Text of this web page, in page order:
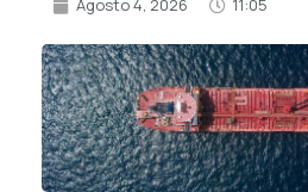
Agosto 4, 2026 11:05